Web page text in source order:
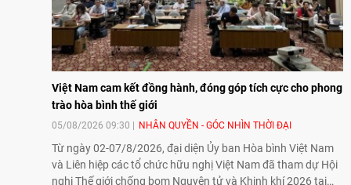
Việt Nam cam kết đồng hành, đóng góp tích cực cho phong
trào hòa bình thế giới
05/08/2026 09:30 NHÂN QUYỀN - GÓC NHÌN THỜI ĐẠI
Từ ngày 02-07/8/2026, đại diện Ủy ban Hòa bình Việt Nam
và Liên hiệp các tổ chức hữu nghị Việt Nam đã tham dự Hội
nghị Thế giới chống bom Nguyên tử và Khinh khí 2026 tại